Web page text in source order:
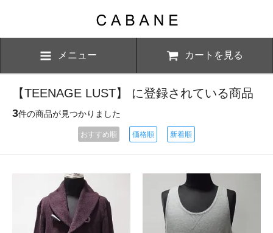
メニュー カートを見る
【TEENAGE LUST】 に登録されている商品
3件の商品が見つかりました
おすすめ順 価格順 新着順